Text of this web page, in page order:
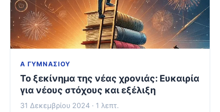
Α ΓΥΜΝΑΣΊΟΥ
Το ξεκίνημα της νέας χρονιάς: Ευκαιρία
για νέους στόχους και εξέλιξη
31 Δεκεμβρίου 2024 · 1 λεπτ.